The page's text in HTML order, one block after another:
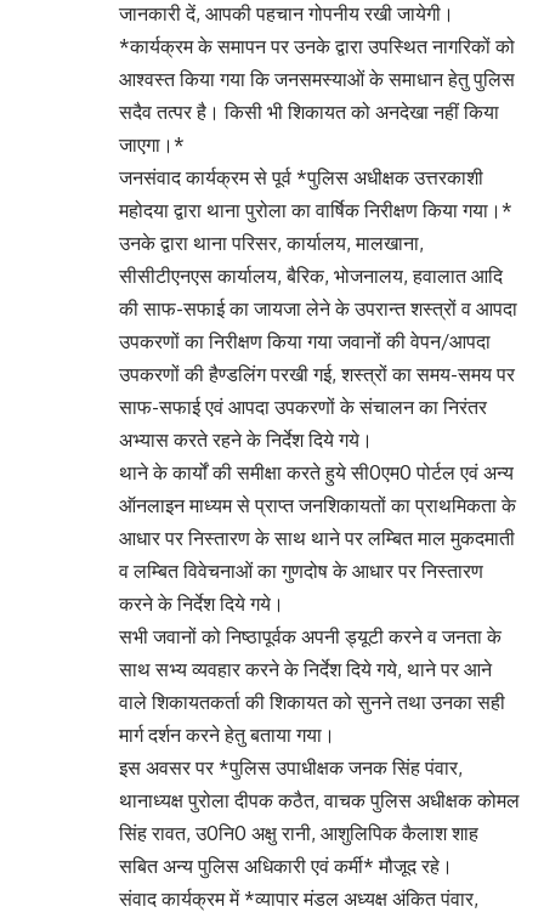
जानकारी दें, आपकी पहचान गोपनीय रखी जायेगी।
*कार्यक्रम के समापन पर उनके द्वारा उपस्थित नागरिकों को
आश्वस्त किया गया कि जनसमस्याओं के समाधान हेतु पुलिस
सदैव तत्पर है। किसी भी शिकायत को अनदेखा नहीं किया
जाएगा।*
जनसंवाद कार्यक्रम से पूर्व *पुलिस अधीक्षक उत्तरकाशी
महोदया द्वारा थाना पुरोला का वार्षिक निरीक्षण किया गया।*
उनके द्वारा थाना परिसर, कार्यालय, मालखाना,
सीसीटीएनएस कार्यालय, बैरिक, भोजनालय, हवालात आदि
की साफ-सफाई का जायजा लेने के उपरान्त शस्त्रों व आपदा
उपकरणों का निरीक्षण किया गया जवानों की वेपन/आपदा
उपकरणों की हैण्डलिंग परखी गई, शस्त्रों का समय-समय पर
साफ-सफाई एवं आपदा उपकरणों के संचालन का निरंतर
अभ्यास करते रहने के निर्देश दिये गये।
थाने के कार्यों की समीक्षा करते हुये सी0एम0 पोर्टल एवं अन्य
ऑनलाइन माध्यम से प्राप्त जनशिकायतों का प्राथमिकता के
आधार पर निस्तारण के साथ थाने पर लम्बित माल मुकदमाती
व लम्बित विवेचनाओं का गुणदोष के आधार पर निस्तारण
करने के निर्देश दिये गये।
सभी जवानों को निष्ठापूर्वक अपनी ड्यूटी करने व जनता के
साथ सभ्य व्यवहार करने के निर्देश दिये गये, थाने पर आने
वाले शिकायतकर्ता की शिकायत को सुनने तथा उनका सही
मार्ग दर्शन करने हेतु बताया गया।
इस अवसर पर *पुलिस उपाधीक्षक जनक सिंह पंवार,
थानाध्यक्ष पुरोला दीपक कठैत, वाचक पुलिस अधीक्षक कोमल
सिंह रावत, उ0नि0 अक्षु रानी, आशुलिपिक कैलाश शाह
सबित अन्य पुलिस अधिकारी एवं कर्मी* मौजूद रहे।
संवाद कार्यक्रम में *व्यापार मंडल अध्यक्ष अंकित पंवार,